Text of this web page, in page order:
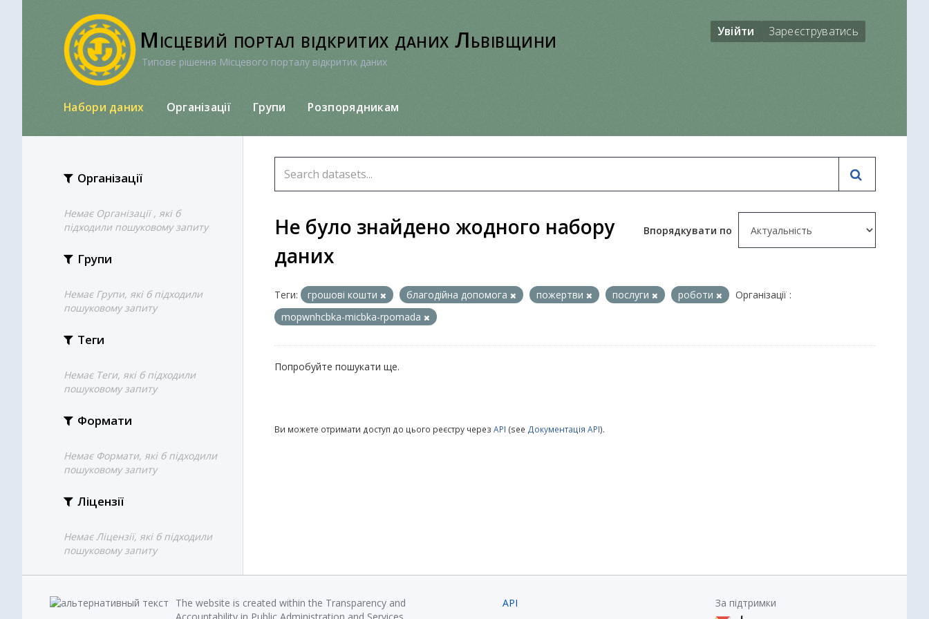
Місцевий портал відкритих даних Львівщини
Типове рішення Місцевого порталу відкритих даних
Увійти Зареєструватись
Набори даних Організації Групи Розпорядникам
Організації
Немає Організації , які б
підходили пошуковому запиту
Групи
Немає Групи, які б підходили
пошуковому запиту
Теги
Немає Теги, які б підходили
пошуковому запиту
Формати
Немає Формати, які б підходили
пошуковому запиту
Ліцензії
Немає Ліцензії, які б підходили
пошуковому запиту
Впорядкувати по
Не було знайдено жодного набору
даних
Теги: грошові кошти благодійна допомога пожертви послуги роботи
Організації :
mopwnhcbka-micbka-rpomada
Попробуйте пошукати ще.
Ви можете отримати доступ до цього реєстру через API (see Документація API).
The website is created within the Transparency and
API
За підтримки